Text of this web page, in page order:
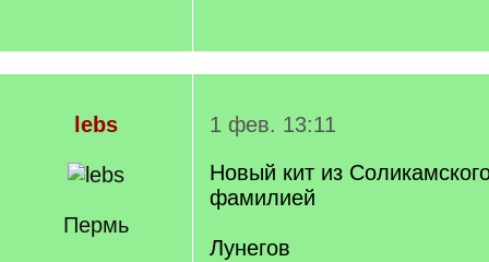
lebs
Пермь
1 фев. 13:11
Новый кит из
фамилией
Лунегов